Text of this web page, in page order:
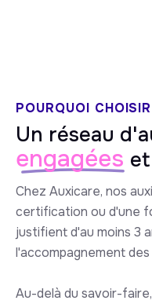
POURQUOI
Un réseau
engagées et
Chez Auxicare, nos
certification ou d'une
justifient d'au moins 3
l'accompagnement des
Au-delà du savoir-